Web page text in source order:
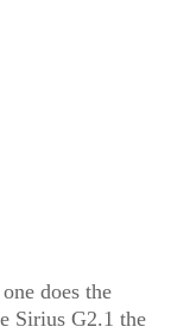
does the
Sirius G2.1 the